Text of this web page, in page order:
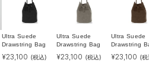
Ultra Suede
Drawstring Bag
¥23,100 (税込)
Ultra Suede
Drawstring Bag
¥23,100 (税込)
Ultra Suede
Drawstring
¥23,100 (